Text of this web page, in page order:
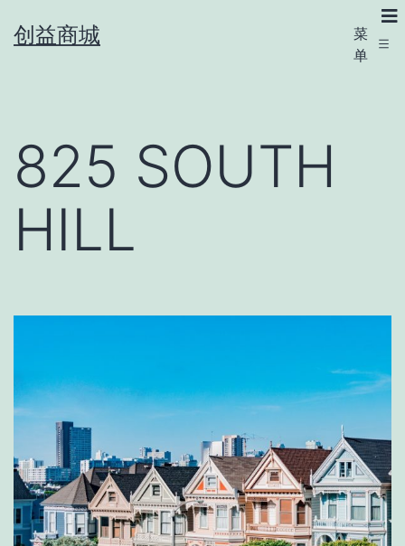
创益商城
菜
单
825 SOUTH
HILL